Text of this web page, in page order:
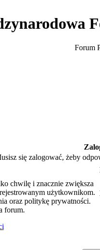
Forum
się zalogować, żeby
chwilę i znacznie zwiększa
użytkownikom.
oraz politykę prywatności.
forum.